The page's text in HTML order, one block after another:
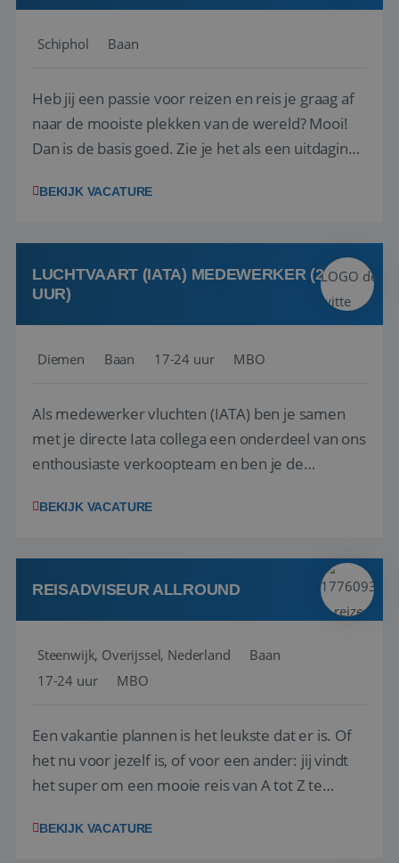
Schiphol Baan
Heb jij een passie voor reizen en reis je graag af
naar de mooiste plekken van de wereld? Mooi!
Dan is de basis goed. Zie je het als een uitdaging
het samenstellen en boeken van de perfecte
deze onderdelen zijn nu samen gevoegd...
BEKIJK VACATURE
LUCHTVAART (IATA) MEDEWERKER (24-32
UUR)
Diemen Baan 17-24 uur MBO
Als medewerker vluchten (IATA) ben je samen
met je directe Iata collega een onderdeel van ons
enthousiaste verkoopteam en ben je de
en tarieven waar je collega’s niet uitkomen.
kwaliteitsbewaking van alles wat met IATA te m...
BEKIJK VACATURE
REISADVISEUR ALLROUND
Steenwijk, Overijssel, Nederland
Baan
17-24 uur
MBO
Een vakantie plannen is het leukste dat er is. Of
het nu voor jezelf is, of voor een ander: jij vindt
het super om een mooie reis van A tot Z te
vakantiegangers de meest prachtige plekjes op
BEKIJK VACATURE